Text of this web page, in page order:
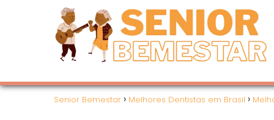
Senior Bemestar Melhores Dentistas em Brasil